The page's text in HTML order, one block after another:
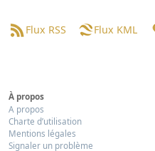
Flux RSS Flux KML
À propos
A propos
Charte d’utilisation
Mentions légales
Signaler un problème